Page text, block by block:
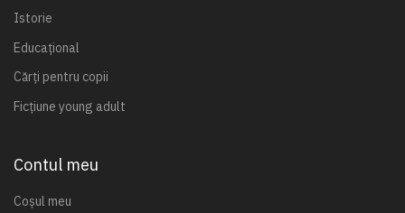
Istorie
Educațional
Cărți pentru copii
Ficțiune young adult
Contul meu
Coșul meu